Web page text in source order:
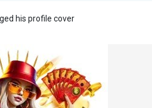
his profile cover